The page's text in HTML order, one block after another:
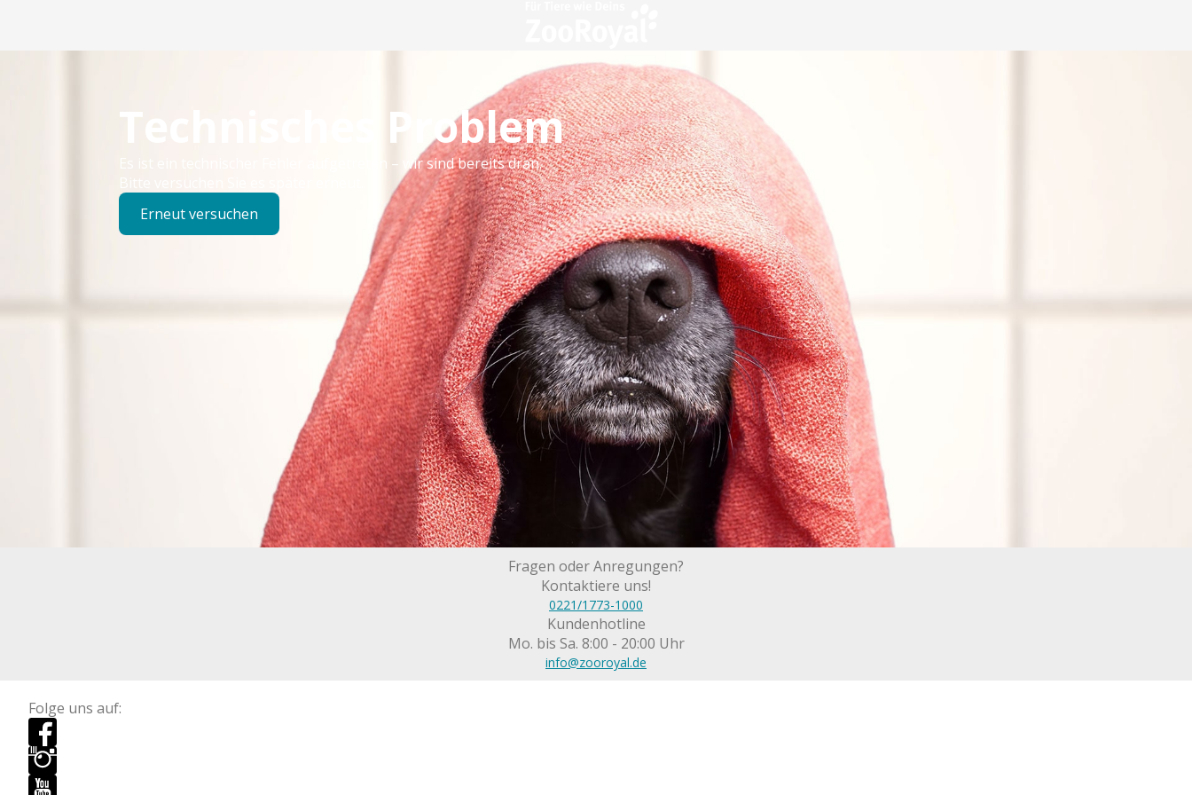
Technisches Problem
Es ist ein technischer Fehler aufgetreten – wir sind bereits dran.
Bitte versuchen Sie es später erneut.
Erneut versuchen
Fragen oder Anregungen?
Kontaktiere uns!
0221/1773-1000
Kundenhotline
Mo. bis Sa. 8:00 - 20:00 Uhr
info@zooroyal.de
Folge uns auf: